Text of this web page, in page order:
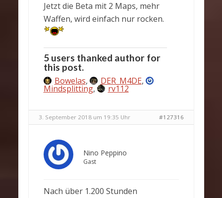
Jetzt die Beta mit 2 Maps, mehr
Waffen, wird einfach nur rocken.
5 users thanked author for
this post.
Bowelas, DER_M4DE,
Mindsplitting, rv112
3. September 2018 um 19:35 Uhr #127316
Nino Peppino
Gast
Nach über 1.200 Stunden